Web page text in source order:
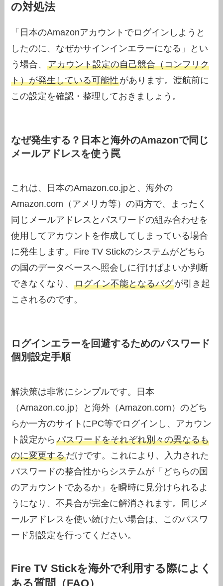
の対処法
「日本のAmazonアカウントでログインしようと
したのに、なぜかサインインエラーになる」とい
う場合、アカウント設定の自己競合（コンフリク
ト）が発生している可能性があります。渡航前に
この設定を確認・整理しておきましょう。
なぜ発生する？日本と海外のAmazonで同じ
メールアドレスを使う罠
これは、日本のAmazon.co.jpと、海外の
Amazon.com（アメリカ等）の両方で、まったく
同じメールアドレスとパスワードの組み合わせを
使用してアカウントを作成してしまっている場合
に発生します。Fire TV Stickのシステムがどちら
の国のデータベースへ照会しに行けばよいか判断
できなくなり、ログイン不能となるバグが引き起
こされるのです。
ログインエラーを回避するためのパスワード
個別設定手順
解決策は非常にシンプルです。日本
（Amazon.co.jp）と海外（Amazon.com）のどち
らか一方のサイトにPC等でログインし、アカウン
ト設定からパスワードをそれぞれ別々の異なるも
のに変更するだけです。これにより、入力された
パスワードの整合性からシステムが「どちらの国
のアカウントであるか」を瞬時に見分けられるよ
うになり、不具合が完全に解消されます。同じメ
ールアドレスを使い続けたい場合は、このパスワ
ード別設定を行ってください。
Fire TV Stickを海外で利用する際によく
ある質問（FAQ）